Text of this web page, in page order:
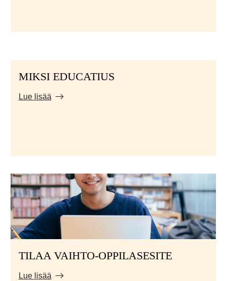
MIKSI EDUCATIUS
Lue lisää
TILAA VAIHTO-OPPILASESITE
Lue lisää